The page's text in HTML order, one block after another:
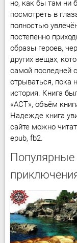
но, как бы там ни
посмотреть в
полностью
постепенно
образы героев,
других вещах,
самой последней
отрываться, пока
история. Книга
«АСТ», объём
Надежде книга
сайте можно
epub, fb2.
Популярные